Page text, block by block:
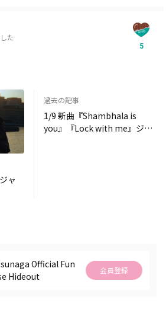
た
5
ャ
過去の記事
1/9 新曲『Shambhala is
you』『Lock with me』ジャ
Official Fun
Hideout
会員登録